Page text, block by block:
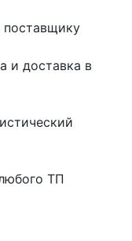
поставщику
и доставка в
ТП